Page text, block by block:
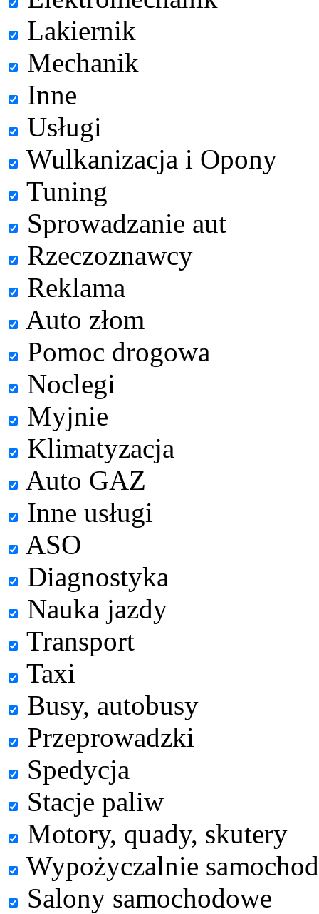
Lakiernik
Mechanik
Inne
Usługi
Wulkanizacja i Opony
Tuning
Sprowadzanie aut
Rzeczoznawcy
Reklama
Auto złom
Pomoc drogowa
Noclegi
Myjnie
Klimatyzacja
Auto GAZ
Inne usługi
ASO
Diagnostyka
Nauka jazdy
Transport
Taxi
Busy, autobusy
Przeprowadzki
Spedycja
Stacje paliw
Motory, quady, skutery
Wypożyczalnie
Salony samochodowe